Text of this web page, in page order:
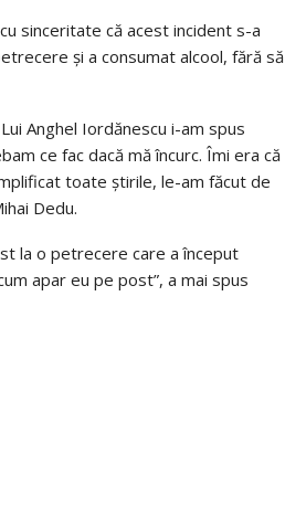
sinceritate că acest incident s-a
și a consumat alcool, fără să
Anghel Iordănescu i-am spus
ce fac dacă mă încurc. Îmi era că
toate știrile, le-am făcut de
Dedu.
la o petrecere care a început
apar eu pe post”, a mai spus